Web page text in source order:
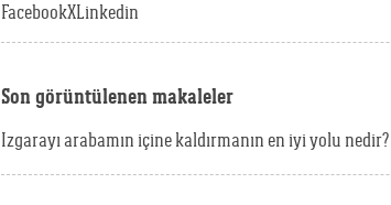
FacebookXLinkedin
Son görüntülenen makaleler
Izgarayı arabamın içine kaldırmanın en iyi yolu nedir?